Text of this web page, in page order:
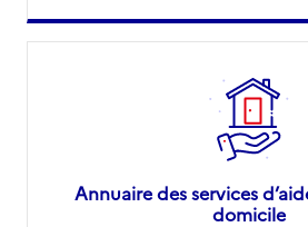
Annuaire des services
domicile